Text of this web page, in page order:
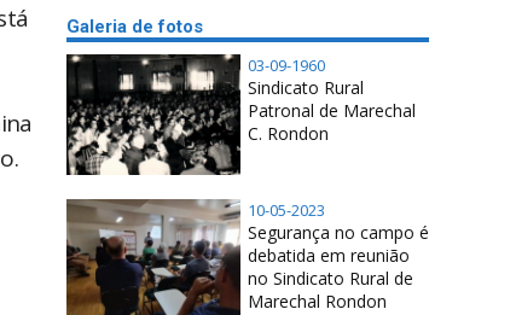
Galeria de fotos
03-09-1960
Sindicato Rural
Patronal de Marechal
C. Rondon
10-05-2023
Segurança no campo é
debatida em reunião
no Sindicato Rural de
Marechal Rondon